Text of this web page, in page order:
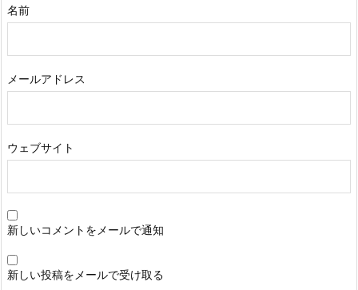
名前
メールアドレス
ウェブサイト
新しいコメントをメールで通知
新しい投稿をメールで受け取る